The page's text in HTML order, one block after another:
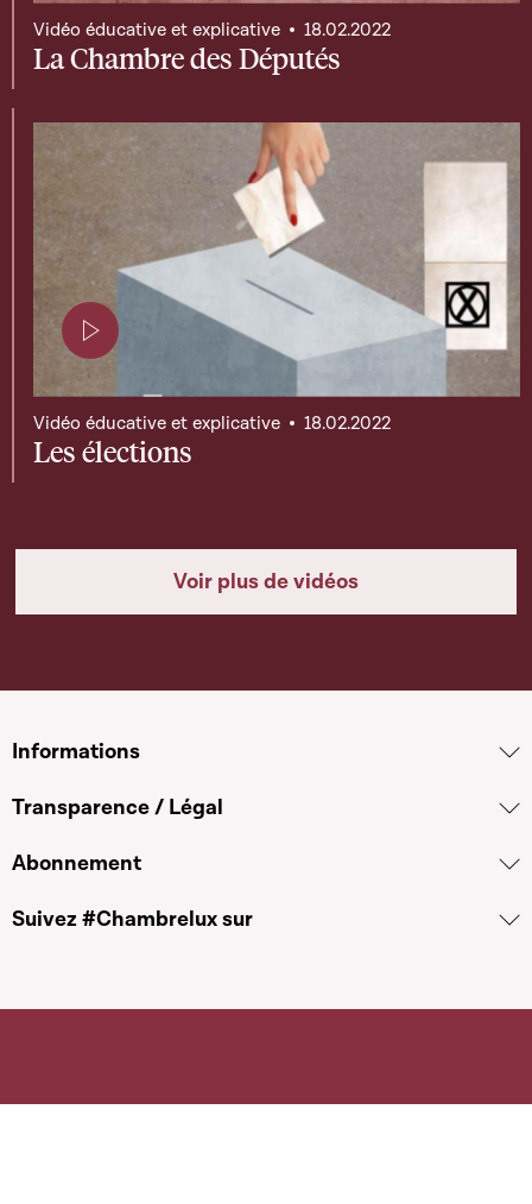
Page contenant une vidéo
La Chambre des Députés
Vidéo éducative et explicative 18.02.2022
Les élections
Vidéo éducative et explicative 18.02.2022
Voir plus de vidéos
Informations
Transparence / Légal
Abonnement
Suivez #Chambrelux sur